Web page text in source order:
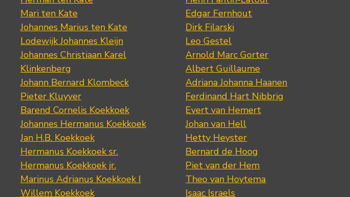
Mari ten Kate
Johannes Marius ten Kate
Lodewijk Johannes Kleijn
Johannes Christiaan Karel
Klinkenberg
Johann Bernard Klombeck
Pieter Kluyver
Barend Cornelis Koekkoek
Johannes Hermanus Koekkoek
Jan H.B. Koekkoek
Hermanus Koekkoek sr.
Hermanus Koekkoek jr.
Marinus Adrianus Koekkoek I
Willem Koekkoek
Edgar Fernhout
Dirk Filarski
Leo Gestel
Arnold Marc Gorter
Albert Guillaume
Adriana Johanna Haanen
Ferdinand Hart Nibbrig
Evert van Hemert
Johan van Hell
Hetty Heyster
Bernard de Hoog
Piet van der Hem
Theo van Hoytema
Isaac Israels